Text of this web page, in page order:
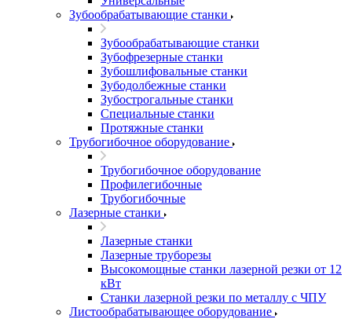
Зубообрабатывающие станки
Зубообрабатывающие станки
Зубофрезерные станки
Зубошлифовальные станки
Зубодолбежные станки
Зубострогальные станки
Специальные станки
Протяжные станки
Трубогибочное оборудование
Трубогибочное оборудование
Профилегибочные
Трубогибочные
Лазерные станки
Лазерные станки
Лазерные труборезы
Высокомощные станки лазерной резки от 12
кВт
Станки лазерной резки по металлу с ЧПУ
Листообрабатывающее оборудование